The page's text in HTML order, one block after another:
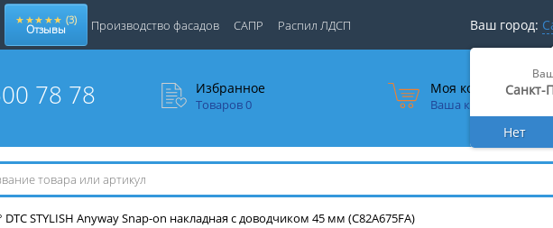
Ваш город:
Санкт-
Нет
★★★★★ (3)
Отзывы Производство фасадов САПР Распил ЛДСП
78 78 Избранное
Товаров0
Моя корзина
Ваша корзина пуста
DTC STYLISH Anyway Snap-on накладная с доводчиком 45 мм (C82A675FA)